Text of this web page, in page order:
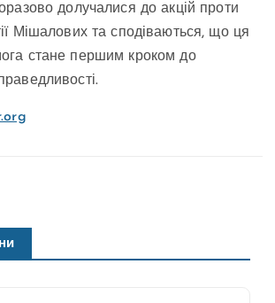
долучалися до акцій проти
Мішалових та сподіваються, що ця
стане першим кроком до